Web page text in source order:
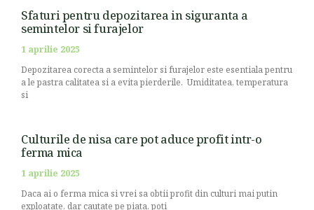
Sfaturi pentru depozitarea in siguranta a
semintelor si furajelor
1 aprilie 2025
Depozitarea corecta a semintelor si furajelor este esentiala pentru
a le pastra calitatea si a evita pierderile. Umiditatea, temperatura
si
Culturile de nisa care pot aduce profit intr-o
ferma mica
1 aprilie 2025
Daca ai o ferma mica si vrei sa obtii profit din culturi mai putin
exploatate, dar cautate pe piata, poti